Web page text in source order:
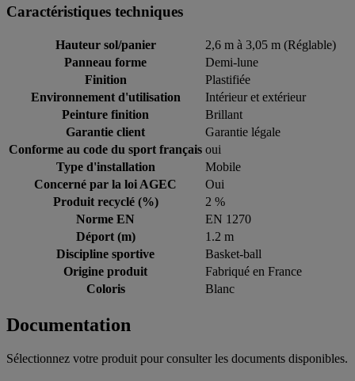
Caractéristiques techniques
Hauteur sol/panier
2,6 m à 3,05 m (Réglable)
Panneau forme
Demi-lune
Finition
Plastifiée
Environnement d'utilisation
Intérieur et extérieur
Peinture finition
Brillant
Garantie client
Garantie légale
Conforme au code du sport français oui
Type d'installation
Mobile
Concerné par la loi AGEC
Oui
Produit recyclé (%)
2 %
Norme EN
EN 1270
Déport (m)
1.2 m
Discipline sportive
Basket-ball
Origine produit
Fabriqué en France
Coloris
Blanc
Documentation
Sélectionnez votre produit pour consulter les documents disponibles.